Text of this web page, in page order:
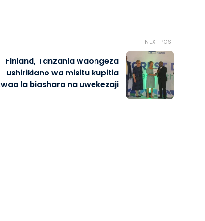
NEXT POST
Finland, Tanzania waongeza
ushirikiano wa misitu kupitia
la biashara na uwekezaji